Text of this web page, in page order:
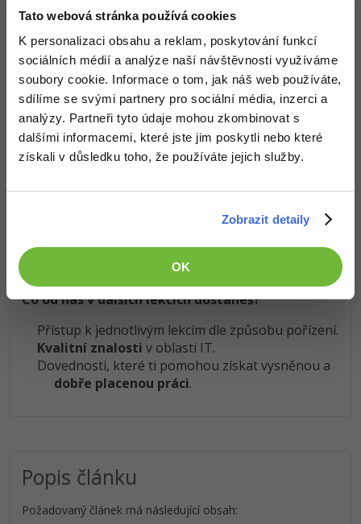
Tato webová stránka používá cookies
K personalizaci obsahu a reklam, poskytování funkcí
sociálních médií a analýze naší návštěvnosti využíváme
soubory cookie. Informace o tom, jak náš web používáte,
sdílíme se svými partnery pro sociální média, inzerci a
analýzy. Partneři tyto údaje mohou zkombinovat s
dalšími informacemi, které jste jim poskytli nebo které
získali v důsledku toho, že používáte jejich služby.
Zobrazit detaily
OK
Linux
Sítě
Kybernetická bezpečnost
Fórum
Koupit PRO verzi
Znalosti v hodnotě stovek tisíc získáš za pár korun
Došel jsi až sem a to je super! Věříme, že ti první lekce
ukázaly něco nového a užitečného.
Chceš v kurzu pokračovat? Přejdi doprémiové sekce
Před koupí tohoto článku je třebakoupit předchozí díl
Premium, koupí článku souhlasíš
Co od nás v dalších lekcích dostaneš?
Přístup k jednotlivým lekcím dle způsobu pořízení.
Kvalitní znalosti v oblasti IT.
Dovednosti, které ti pomohou získat vysněnou a
dobře placenou práci.
Popis článku
Požadovaný článek má následující obsah: